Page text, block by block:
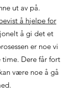
ut av på.
å hjelpe for
å gi det et
er noe vi
time. Dere får fort
være noe å gå